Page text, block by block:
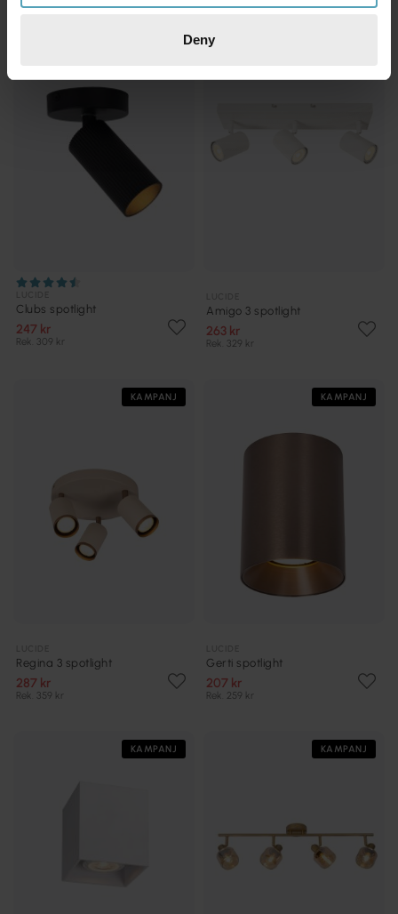
Deny
Clubs spotlight
247 kr
Rek. 309 kr
Amigo 3 spotlight
263 kr
Rek. 329 kr
KAMPANJ
Regina 3 spotlight
287 kr
Rek. 359 kr
KAMPANJ
Gerti spotlight
207 kr
Rek. 259 kr
KAMPANJ KAMPANJ